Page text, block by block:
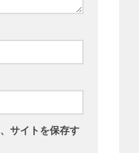
サイトを保存す